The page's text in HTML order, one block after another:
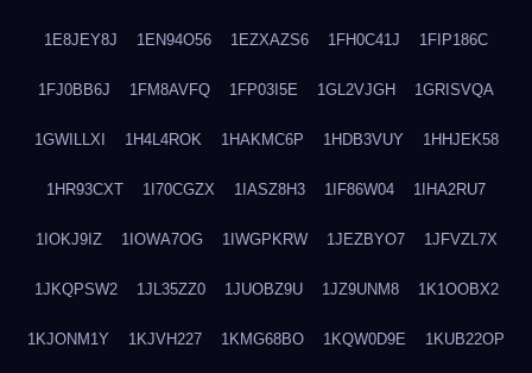
1E8JEY8J 1EN94O56 1EZXAZS6 1FH0C41J 1FIP186C
1FJ0BB6J 1FM8AVFQ 1FP03I5E 1GL2VJGH 1GRISVQA
1GWILLXI 1H4L4ROK 1HAKMC6P 1HDB3VUY 1HHJEK58
1HR93CXT 1I70CGZX 1IASZ8H3 1IF86W04 1IHA2RU7
1IOKJ9IZ 1IOWA7OG 1IWGPKRW 1JEZBYO7 1JFVZL7X
1JKQPSW2 1JL35ZZ0 1JUOBZ9U 1JZ9UNM8 1K1OOBX2
1KJONM1Y 1KJVH227 1KMG68BO 1KQW0D9E 1KUB22OP